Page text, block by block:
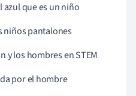
azul que es un niño
niños pantalones
y los hombres en STEM
por el hombre